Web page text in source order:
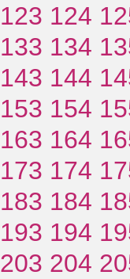
123 124
133 134
143 144
153 154
163 164
173 174
183 184
193 194
203 204